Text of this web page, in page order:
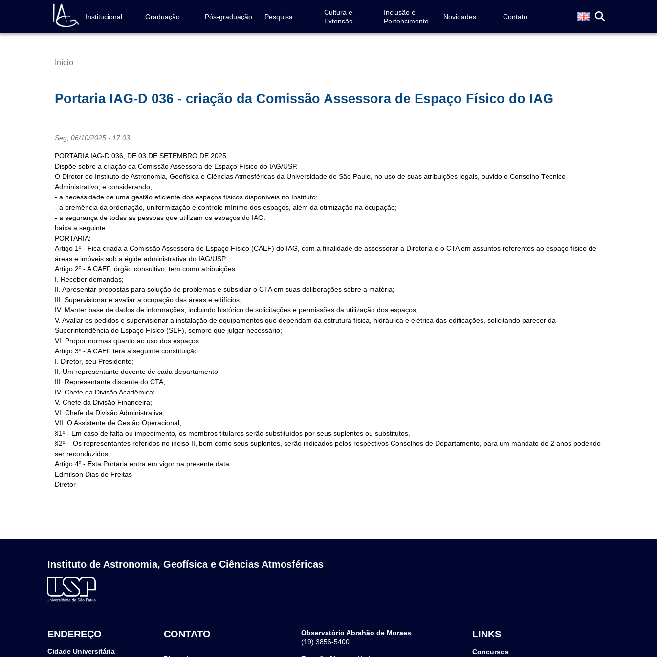
conteúdo
Navegação
principal
Institucional Graduação Pós-graduação Pesquisa
Cultura e
Extensão
Inclusão e
Pertencimento
Novidades Contato
Trilha
Início
Portaria IAG-D 036 - criação da Comissão Assessora de Espaço Físico do IAG
Seg, 06/10/2025 - 17:03
PORTARIA IAG-D 036, DE 03 DE SETEMBRO DE 2025
Dispõe sobre a criação da Comissão Assessora de Espaço Físico do IAG/USP.
O Diretor do Instituto de Astronomia, Geofísica e Ciências Atmosféricas da Universidade de São Paulo, no uso de suas atribuições legais, ouvido o Conselho Técnico-
Administrativo, e considerando,
- a necessidade de uma gestão eficiente dos espaços físicos disponíveis no Instituto;
- a premência da ordenação, uniformização e controle mínimo dos espaços, além da otimização na ocupação;
- a segurança de todas as pessoas que utilizam os espaços do IAG.
baixa a seguinte
PORTARIA:
Artigo 1º - Fica criada a Comissão Assessora de Espaço Físico (CAEF) do IAG, com a finalidade de assessorar a Diretoria e o CTA em assuntos referentes ao espaço físico de
áreas e imóveis sob a égide administrativa do IAG/USP.
Artigo 2º - A CAEF, órgão consultivo, tem como atribuições:
I. Receber demandas;
II. Apresentar propostas para solução de problemas e subsidiar o CTA em suas deliberações sobre a matéria;
III. Supervisionar e avaliar a ocupação das áreas e edifícios;
IV. Manter base de dados de informações, incluindo histórico de solicitações e permissões da utilização dos espaços;
V. Avaliar os pedidos e supervisionar a instalação de equipamentos que dependam da estrutura física, hidráulica e elétrica das edificações, solicitando parecer da
Superintendência do Espaço Físico (SEF), sempre que julgar necessário;
VI. Propor normas quanto ao uso dos espaços.
Artigo 3º - A CAEF terá a seguinte constituição:
I. Diretor, seu Presidente;
II. Um representante docente de cada departamento,
III. Representante discente do CTA;
IV. Chefe da Divisão Acadêmica;
V. Chefe da Divisão Financeira;
VI. Chefe da Divisão Administrativa;
VII. O Assistente de Gestão Operacional;
§1º - Em caso de falta ou impedimento, os membros titulares serão substituídos por seus suplentes ou substitutos.
§2º – Os representantes referidos no inciso II, bem como seus suplentes, serão indicados pelos respectivos Conselhos de Departamento, para um mandato de 2 anos podendo
ser reconduzidos.
Artigo 4º - Esta Portaria entra em vigor na presente data.
Edmilson Dias de Freitas
Diretor
Instituto de Astronomia, Geofísica e Ciências Atmosféricas
ENDEREÇO
Cidade Universitária
CONTATO
Observatório Abrahão de Moraes
(19) 3856-5400
LINKS
Concursos